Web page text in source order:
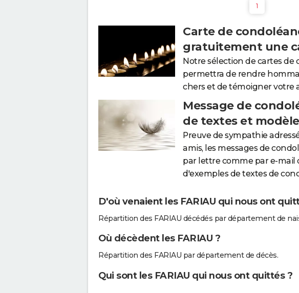
1
Carte de
gratuitement une
Notre sélection de cartes de
permettra de rendre
chers et de témoigner votre
Message de
de textes et
Preuve de sympathie
amis, les messages de
par lettre comme par e-mail
d'exemples de textes de
D'où venaient les FARIAU qui nous ont
Répartition des FARIAU décédés par département de
Où décèdent les FARIAU ?
Répartition des FARIAU par département de décès.
Qui sont les FARIAU qui nous ont quittés ?